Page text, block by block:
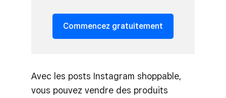
Commencez gratuitement
Avec les posts Instagram shoppable,
vous pouvez vendre des produits